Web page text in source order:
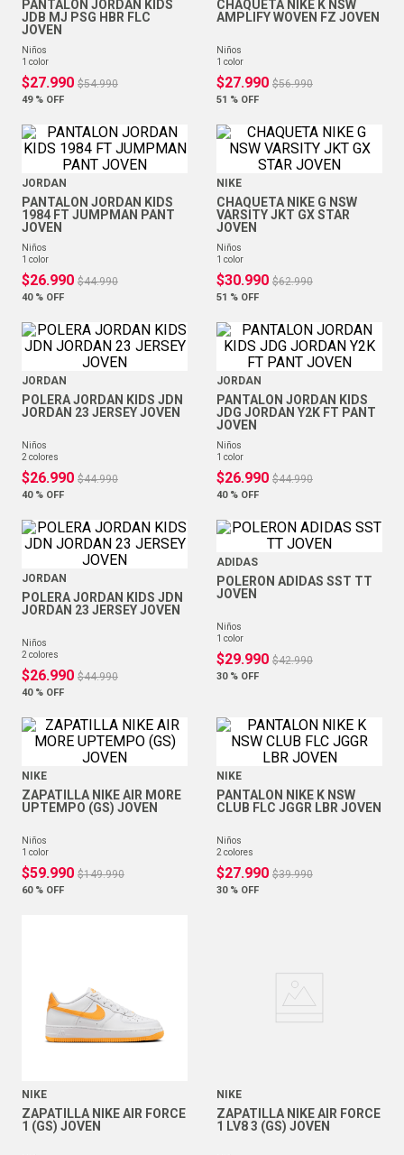
PANTALON JORDAN KIDS
JDB MJ PSG HBR FLC
JOVEN
niños
1 color
$27.990 $54.990
49 % OFF
CHAQUETA NIKE K NSW
AMPLIFY WOVEN FZ JOVEN
niños
1 color
$27.990 $56.990
51 % OFF
JORDAN
PANTALON JORDAN KIDS
1984 FT JUMPMAN PANT
JOVEN
niños
1 color
$26.990 $44.990
40 % OFF
NIKE
CHAQUETA NIKE G NSW
VARSITY JKT GX STAR
JOVEN
niños
1 color
$30.990 $62.990
51 % OFF
JORDAN
POLERA JORDAN KIDS JDN
JORDAN 23 JERSEY JOVEN
niños
2 colores
$26.990 $44.990
40 % OFF
JORDAN
PANTALON JORDAN KIDS
JDG JORDAN Y2K FT PANT
JOVEN
niños
1 color
$26.990 $44.990
40 % OFF
JORDAN
POLERA JORDAN KIDS JDN
JORDAN 23 JERSEY JOVEN
niños
2 colores
$26.990 $44.990
40 % OFF
ADIDAS
POLERON ADIDAS SST TT
JOVEN
niños
1 color
$29.990 $42.990
30 % OFF
NIKE
ZAPATILLA NIKE AIR MORE
UPTEMPO (GS) JOVEN
niños
1 color
$59.990 $149.990
60 % OFF
NIKE
PANTALON NIKE K NSW
CLUB FLC JGGR LBR JOVEN
niños
2 colores
$27.990 $39.990
30 % OFF
NIKE
ZAPATILLA NIKE AIR FORCE
1 (GS) JOVEN
NIKE
ZAPATILLA NIKE AIR FORCE
1 LV8 3 (GS) JOVEN